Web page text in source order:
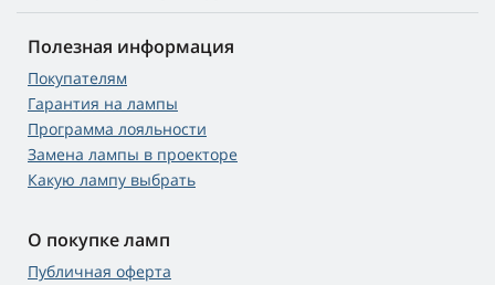
Полезная информация
Покупателям
Гарантия на лампы
Программа лояльности
Замена лампы в проекторе
Какую лампу выбрать
О покупке ламп
Публичная оферта